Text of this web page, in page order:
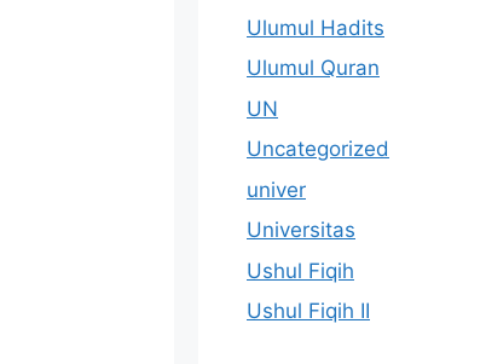
Ulumul Hadits
Ulumul Quran
UN
Uncategorized
univer
Universitas
Ushul Fiqih
Ushul Fiqih II